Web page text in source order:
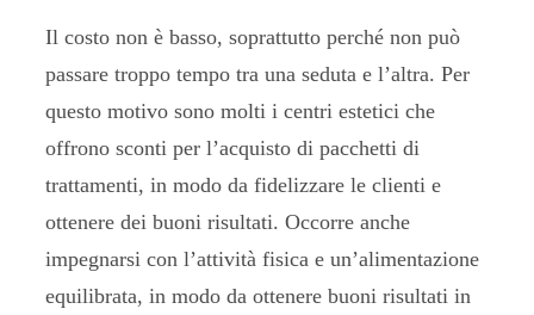
Il costo non è basso, soprattutto perché non può
passare troppo tempo tra una seduta e l’altra. Per
questo motivo sono molti i centri estetici che
offrono sconti per l’acquisto di pacchetti di
trattamenti, in modo da fidelizzare le clienti e
ottenere dei buoni risultati. Occorre anche
impegnarsi con l’attività fisica e un’alimentazione
equilibrata, in modo da ottenere buoni risultati in